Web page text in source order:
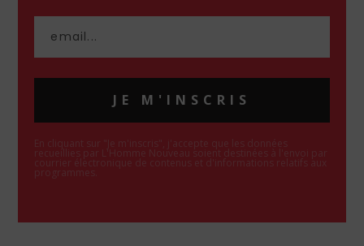
JE M'INSCRIS
En cliquant sur "Je m'inscris", j'accepte que les données
recueillies par L'Homme Nouveau soient destinées à l'envoi par
courrier électronique de contenus et d'informations relatifs aux
programmes.